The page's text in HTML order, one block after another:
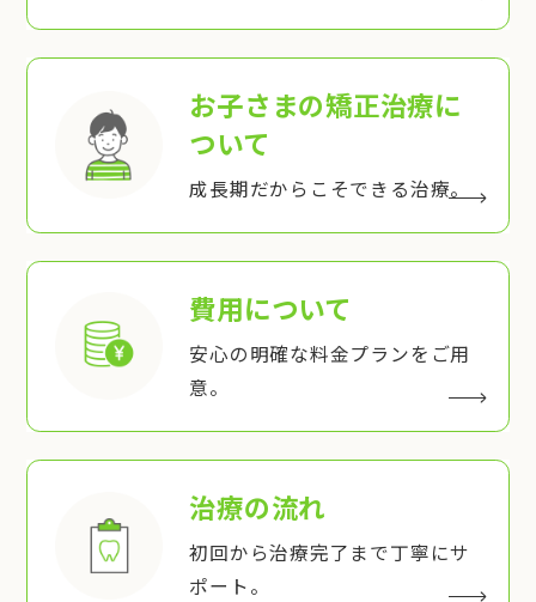
お子さまの矯正治療に
ついて
成長期だからこそできる治療。
費用について
安心の明確な料金プランをご用
意。
治療の流れ
初回から治療完了まで丁寧にサ
ポート。